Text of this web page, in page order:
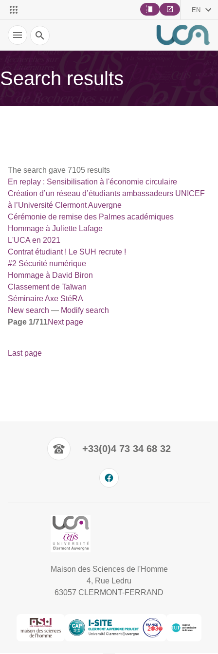
EN
Search
Search results
The search gave 7105 results
En replay : Sensibilisation à l'économie circulaire
Création d’un réseau d’étudiants ambassadeurs UNICEF
à l’Université Clermont Auvergne
Cérémonie de remise des Palmes académiques
Hommage à Juliette Lafage
L'UCA en 2021
Contrat étudiant ! Le SUH recrute !
#2 Sécurité numérique
Hommage à David Biron
Classement de Taïwan
Séminaire Axe StéRA
New search — Modify search
Page 1/711Next page
Last page
+33(0)4 73 34 68 32
Maison des Sciences de l'Homme
4, Rue Ledru
63057 CLERMONT-FERRAND